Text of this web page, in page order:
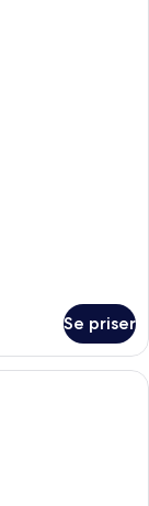
Se priser